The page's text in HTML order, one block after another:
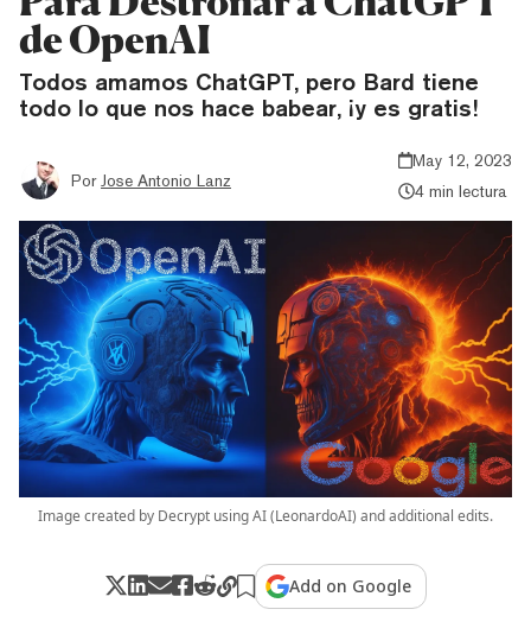
de OpenAI
Todos amamos ChatGPT, pero Bard tiene
todo lo que nos hace babear, ¡y es gratis!
Por Jose Antonio Lanz
May 12, 2023
4 min lectura
Image created by Decrypt using AI (LeonardoAI) and additional edits.
Add on Google